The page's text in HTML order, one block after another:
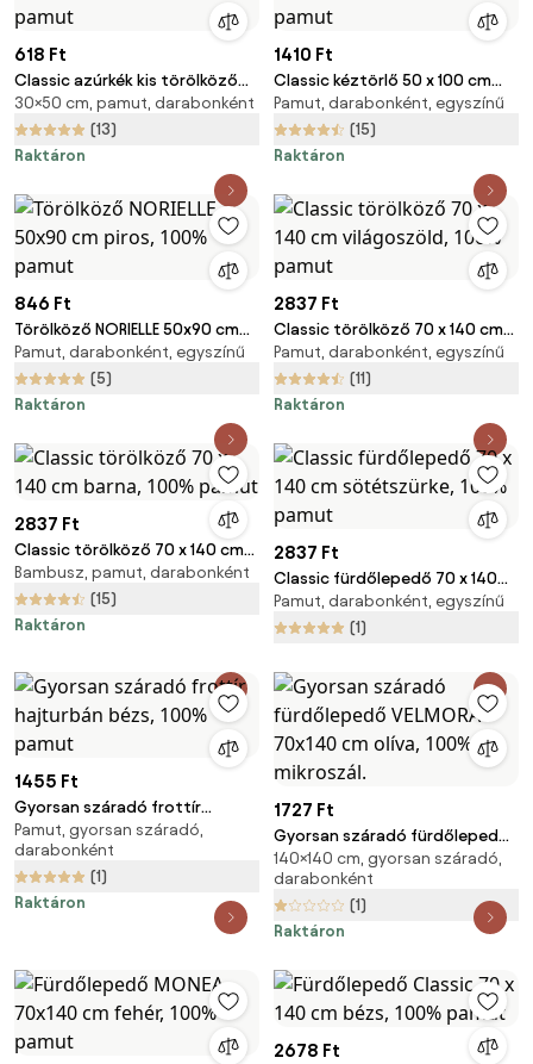
618 Ft
Classic azúrkék kis törölköző
30x50 cm, 100% pamut
30×50 cm, pamut, darabonként
(13)
Raktáron
1410 Ft
Classic kéztörlő 50 x 100 cm
világoszöld, 100% pamut
Pamut, darabonként, egyszínű
(15)
Raktáron
846 Ft
Törölköző NORIELLE 50x90 cm
piros, 100% pamut
Pamut, darabonként, egyszínű
(5)
Raktáron
2837 Ft
Classic törölköző 70 x 140 cm
világoszöld, 100% pamut
Pamut, darabonként, egyszínű
(11)
Raktáron
2837 Ft
Classic törölköző 70 x 140 cm
barna, 100% pamut
Bambusz, pamut, darabonként
(15)
Raktáron
2837 Ft
Classic fürdőlepedő 70 x 140
cm sötétszürke, 100% pamut
Pamut, darabonként, egyszínű
(1)
1455 Ft
Gyorsan száradó frottír
hajturbán bézs, 100% pamut
Pamut, gyorsan száradó,
darabonként
(1)
Raktáron
1727 Ft
Gyorsan száradó fürdőlepedő
VELMORA 70x140 cm olíva, 100%
mikroszál.
140×140 cm, gyorsan száradó,
darabonként
(1)
Raktáron
2678 Ft